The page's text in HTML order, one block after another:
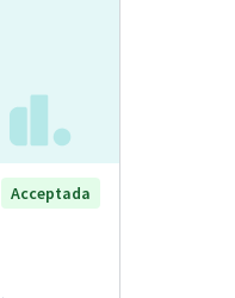
Acceptada